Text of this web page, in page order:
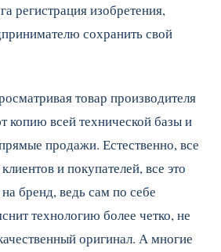
регистрация изобретения,
сохранить свой
товар производителя
копию всей технической базы и
продажи. Естественно, все
и покупателей, все это
бренд, ведь сам по себе
технологию более четко, не
оригинал. А многие